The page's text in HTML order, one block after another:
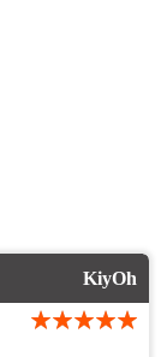
KiyOh